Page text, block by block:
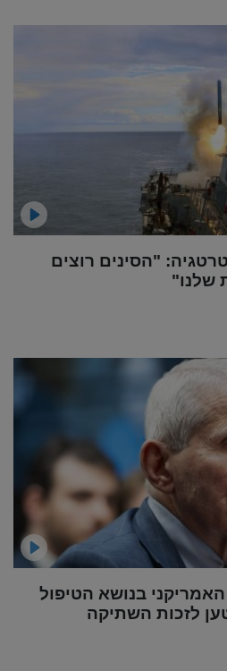
"הסינים רוצים
שלנו"
בנושא הטיפול
לזכות השתיקה